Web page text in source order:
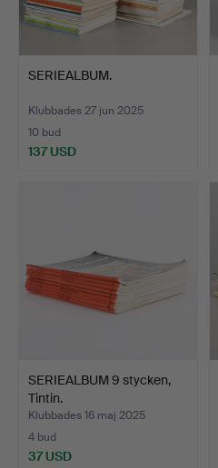
SERIEALBUM.
Klubbades 27 jun 2025
10 bud
137 USD
SERIEALBUM 9 stycken,
Tintin.
Klubbades 16 maj 2025
4 bud
37 USD